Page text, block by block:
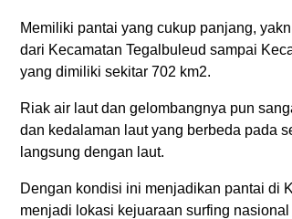
Memiliki pantai yang cukup panjang,
dari Kecamatan Tegalbuleud sampai
yang dimiliki sekitar 702 km2.
Riak air laut dan gelombangnya pun
dan kedalaman laut yang berbeda pada
langsung dengan laut.
Dengan kondisi ini menjadikan pantai di
menjadi lokasi kejuaraan surfing